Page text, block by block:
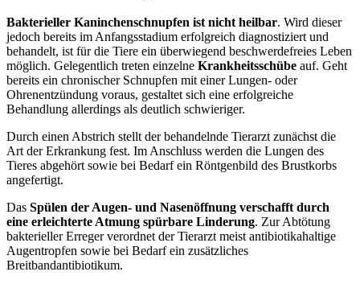
Bakterieller Kaninchenschnupfen ist nicht heilbar. Wird dieser
jedoch bereits im Anfangsstadium erfolgreich diagnostiziert und
behandelt, ist für die Tiere ein überwiegend beschwerdefreies Leben
möglich. Gelegentlich treten einzelne Krankheitsschübe auf. Geht
bereits ein chronischer Schnupfen mit einer Lungen- oder
Ohrenentzündung voraus, gestaltet sich eine erfolgreiche
Behandlung allerdings als deutlich schwieriger.
Durch einen Abstrich stellt der behandelnde Tierarzt zunächst die
Art der Erkrankung fest. Im Anschluss werden die Lungen des
Tieres abgehört sowie bei Bedarf ein Röntgenbild des Brustkorbs
angefertigt.
Das Spülen der Augen- und Nasenöffnung verschafft durch
eine erleichterte Atmung spürbare Linderung. Zur Abtötung
bakterieller Erreger verordnet der Tierarzt meist antibiotikahaltige
Augentropfen sowie bei Bedarf ein zusätzliches
Breitbandantibiotikum.